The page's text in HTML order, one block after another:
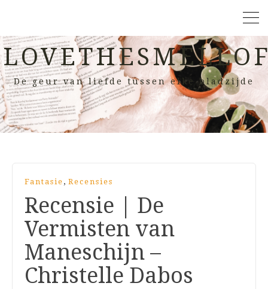
De geur van liefde tussen elke bladzijde
Fantasie , Recensies
Recensie | De
Vermisten van
Maneschijn –
Christelle Dabos